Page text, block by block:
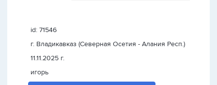
id: 71546
г. Владикавказ (Северная Осетия - Алания Респ.)
11.11.2025 г.
игорь